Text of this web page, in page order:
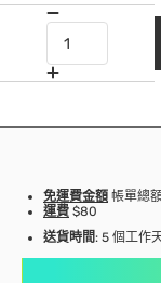
免運費金額 帳單總
運費 $80
送貨時間: 5 個工作